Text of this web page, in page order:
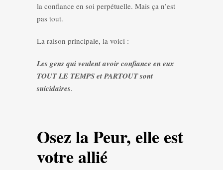
la confiance en soi perpétuelle. Mais ça n’est
pas tout.
La raison principale, la voici :
Les gens qui veulent avoir confiance en eux
TOUT LE TEMPS et PARTOUT sont
suicidaires.
Osez la Peur, elle est
votre allié